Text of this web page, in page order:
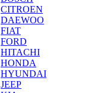
CITROEN
DAEWOO
FIAT
FORD
HITACHI
HONDA
HYUNDAI
JEEP